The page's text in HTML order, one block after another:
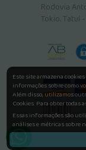
Rodovia
Tokio. Tatuí
Este site armazena
informações sobre como
Além disso, utilizamos
Cookies. Para obter todas
Essas informações são
análises e métricas sobre